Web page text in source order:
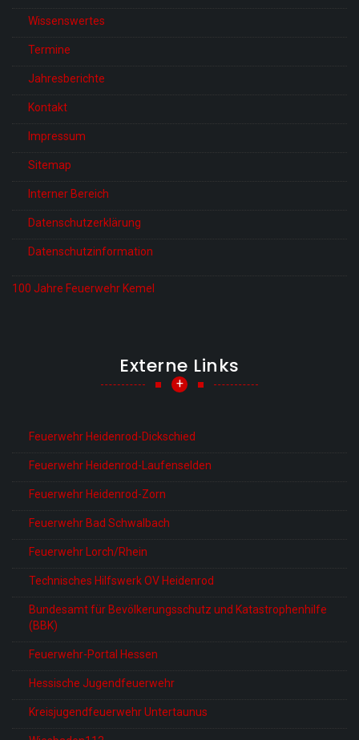
Wissenswertes
Termine
Jahresberichte
Kontakt
Impressum
Sitemap
Interner Bereich
Datenschutzerklärung
Datenschutzinformation
100 Jahre Feuerwehr Kemel
Externe Links
+
Feuerwehr Heidenrod-Dickschied
Feuerwehr Heidenrod-Laufenselden
Feuerwehr Heidenrod-Zorn
Feuerwehr Bad Schwalbach
Feuerwehr Lorch/Rhein
Technisches Hilfswerk OV Heidenrod
Bundesamt für Bevölkerungsschutz und Katastrophenhilfe
(BBK)
Feuerwehr-Portal Hessen
Hessische Jugendfeuerwehr
Kreisjugendfeuerwehr Untertaunus